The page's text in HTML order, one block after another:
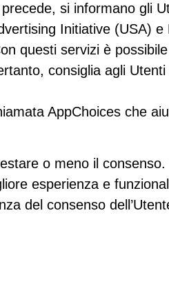
si informano gli
Initiative (USA) e
questi servizi è
consiglia agli
AppChoices che
o meno il
esperienza e
del consenso